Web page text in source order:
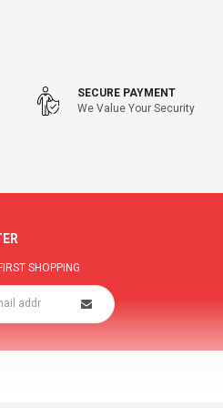
SECURE PAYMENT
We Value Your Security
SHOPPING